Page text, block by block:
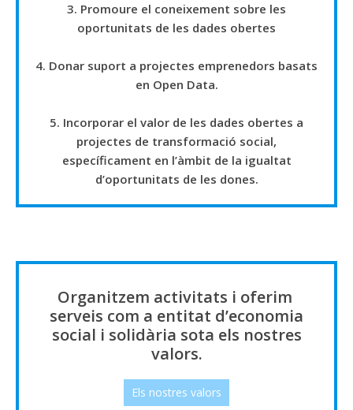
3. Promoure el coneixement sobre les
oportunitats de les dades obertes
4. Donar suport a projectes emprenedors basats
en Open Data.
5. Incorporar el valor de les dades obertes a
projectes de transformació social,
específicament en l’àmbit de la igualtat
d’oportunitats de les dones.
Organitzem activitats i oferim
serveis com a entitat d’economia
social i solidària sota els nostres
valors.
Els nostres valors